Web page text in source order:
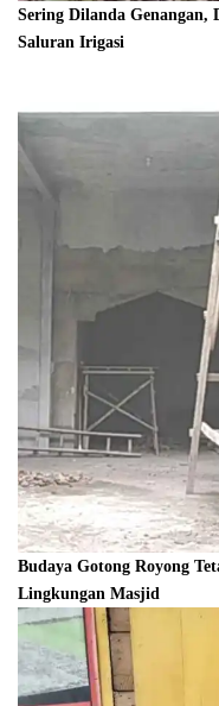
Sering Dilanda Genangan,
Saluran Irigasi
Budaya Gotong Royong
Lingkungan Masjid